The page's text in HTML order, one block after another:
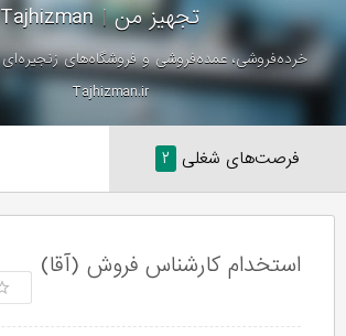
تجهیز من|
Tajhizman
خرده‌فروشی، عمده‌فروشی و فروشگاه‌های زنجیره‌ای
Tajhizman.ir
فرصت‌های شغلی ۲
استخدام کارشناس فروش (آقا)